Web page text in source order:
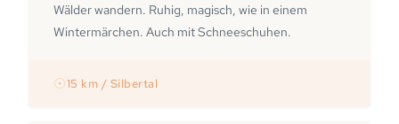
Wälder wandern. Ruhig, magisch, wie in einem
Wintermärchen. Auch mit Schneeschuhen.
☉15 km / Silbertal